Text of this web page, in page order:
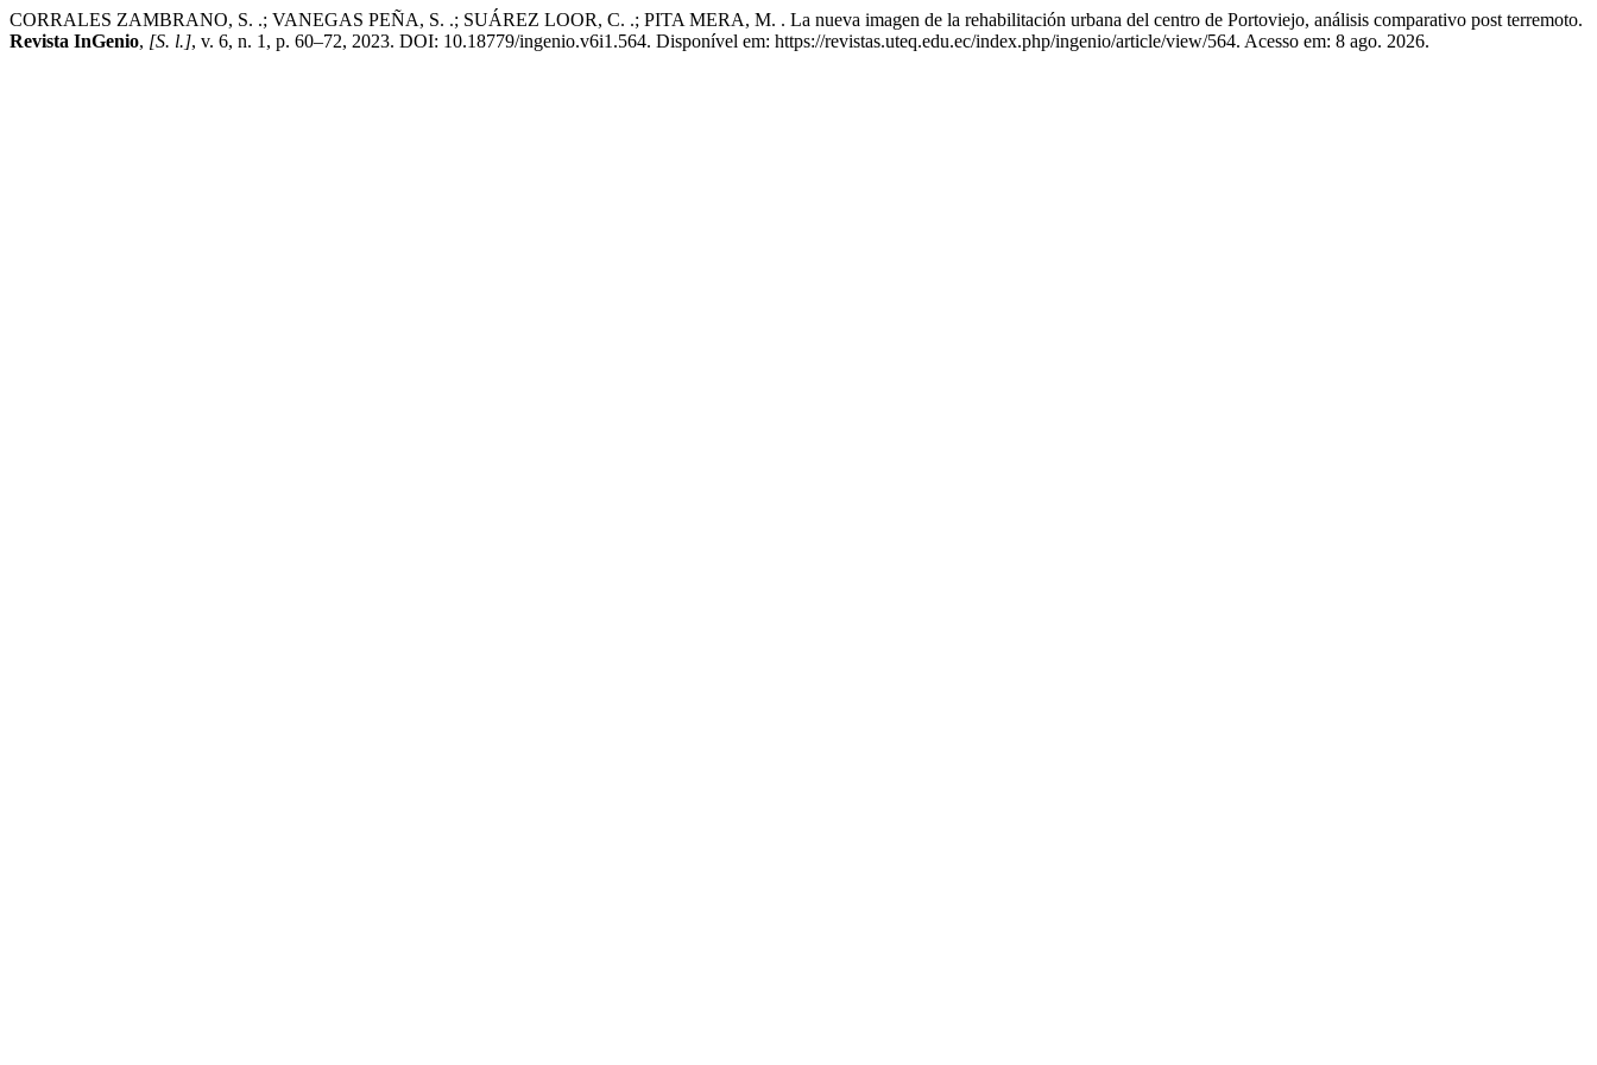
CORRALES ZAMBRANO, S. .; VANEGAS PEÑA, S. .; SUÁREZ LOOR, C. .; PITA MERA, M. . La nueva imagen de la rehabilitación urbana del centro de Portoviejo, análisis comparativo post terremoto.
Revista InGenio, [S. l.], v. 6, n. 1, p. 60–72, 2023. DOI: 10.18779/ingenio.v6i1.564. Disponível em: https://revistas.uteq.edu.ec/index.php/ingenio/article/view/564. Acesso em: 8 ago. 2026.